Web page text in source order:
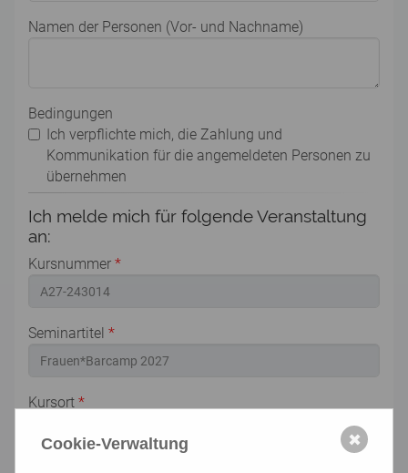
Namen der Personen (Vor- und Nachname)
Bedingungen
Ich verpflichte mich, die Zahlung und
Kommunikation für die angemeldeten Personen zu
übernehmen
Ich melde mich für folgende Veranstaltung
an:
Kursnummer *
Seminartitel *
Kursort *
Cookie-Verwaltung ✖